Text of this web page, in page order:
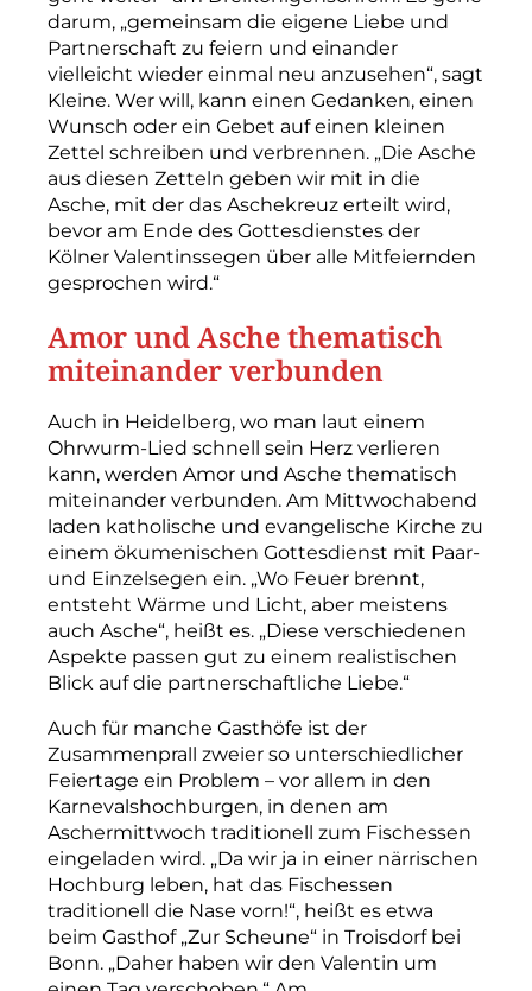
darum, „gemeinsam die eigene Liebe und
Partnerschaft zu feiern und einander
vielleicht wieder einmal neu anzusehen“, sagt
Kleine. Wer will, kann einen Gedanken, einen
Wunsch oder ein Gebet auf einen kleinen
Zettel schreiben und verbrennen. „Die Asche
aus diesen Zetteln geben wir mit in die
Asche, mit der das Aschekreuz erteilt wird,
bevor am Ende des Gottesdienstes der
Kölner Valentinssegen über alle Mitfeiernden
gesprochen wird.“
Amor und Asche thematisch
miteinander verbunden
Auch in Heidelberg, wo man laut einem
Ohrwurm-Lied schnell sein Herz verlieren
kann, werden Amor und Asche thematisch
miteinander verbunden. Am Mittwochabend
laden katholische und evangelische Kirche zu
einem ökumenischen Gottesdienst mit Paar-
und Einzelsegen ein. „Wo Feuer brennt,
entsteht Wärme und Licht, aber meistens
auch Asche“, heißt es. „Diese verschiedenen
Aspekte passen gut zu einem realistischen
Blick auf die partnerschaftliche Liebe.“
Auch für manche Gasthöfe ist der
Zusammenprall zweier so unterschiedlicher
Feiertage ein Problem – vor allem in den
Karnevalshochburgen, in denen am
Aschermittwoch traditionell zum Fischessen
eingeladen wird. „Da wir ja in einer närrischen
Hochburg leben, hat das Fischessen
traditionell die Nase vorn!“, heißt es etwa
beim Gasthof „Zur Scheune“ in Troisdorf bei
Bonn. „Daher haben wir den Valentin um